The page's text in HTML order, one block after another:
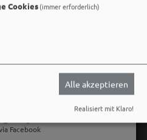
Facebook
Cookies(immer erforderlich)
Alle akzeptieren
Realisiert mit Klaro!